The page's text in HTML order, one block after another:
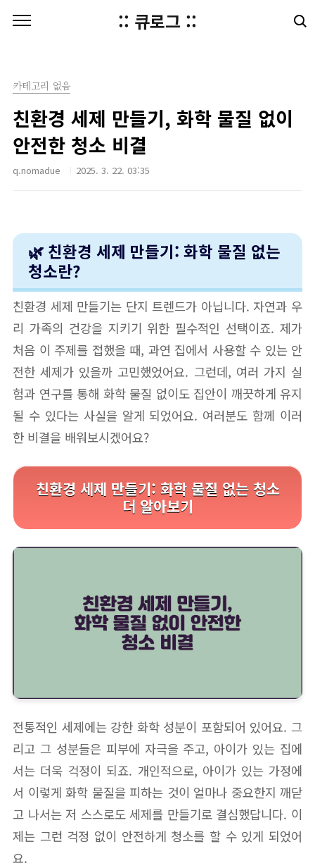
:: 큐로그 ::
카테고리 없음
친환경 세제 만들기, 화학 물질 없이
안전한 청소 비결
q.nomadue 2025. 3. 22. 03:35
🌿 친환경 세제 만들기: 화학 물질 없는
청소란?
친환경 세제 만들기는 단지 트렌드가 아닙니다. 자연과 우
리 가족의 건강을 지키기 위한 필수적인 선택이죠. 제가
처음 이 주제를 접했을 때, 과연 집에서 사용할 수 있는 안
전한 세제가 있을까 고민했었어요. 그런데, 여러 가지 실
험과 연구를 통해 화학 물질 없이도 집안이 깨끗하게 유지
될 수 있다는 사실을 알게 되었어요. 여러분도 함께 이러
한 비결을 배워보시겠어요?
친환경 세제 만들기: 화학 물질 없는 청소
더 알아보기
전통적인 세제에는 강한 화학 성분이 포함되어 있어요. 그
리고 그 성분들은 피부에 자극을 주고, 아이가 있는 집에
서는 더욱 걱정이 되죠. 개인적으로, 아이가 있는 가정에
서 이렇게 화학 물질을 피하는 것이 얼마나 중요한지 깨닫
고 나서는 저 스스로도 세제를 만들기로 결심했답니다. 이
제는 그런 걱정 없이 안전하게 청소를 할 수 있게 되었어
요.